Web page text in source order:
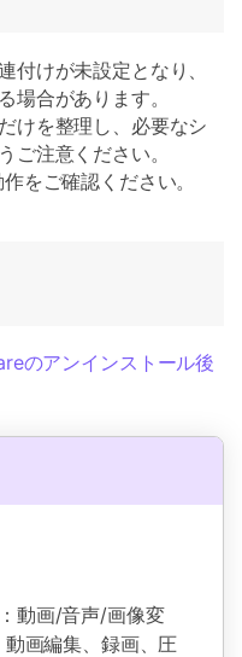
付けが未設定となり、
場合があります。
けを整理し、必要なシ
ご注意ください。
をご確認ください。
のアンインストール後
動画/音声/画像変
画編集、録画、圧